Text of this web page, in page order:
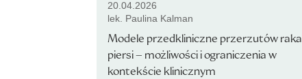
20.04.2026
lek. Paulina Kalman
Modele przedkliniczne przerzutów raka
piersi – możliwości i ograniczenia w
kontekście klinicznym